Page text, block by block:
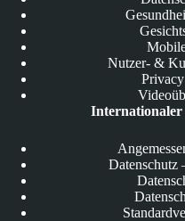
Nutzer- &
Internationaler
Datenschutz